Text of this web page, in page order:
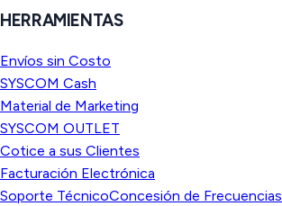
HERRAMIENTAS
Envíos sin Costo
SYSCOM Cash
Material de Marketing
SYSCOM OUTLET
Cotice a sus Clientes
Facturación Electrónica
Soporte TécnicoConcesión de Frecuencias